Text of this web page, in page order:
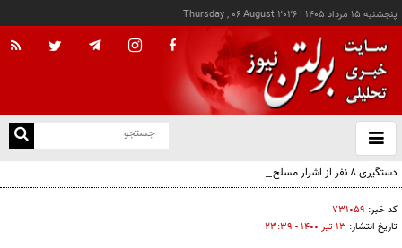
پنجشنبه ۱۵ مرداد ۱۴۰۵ |
Thursday , 06 August 2026
باز
و
دستگیری ۸ نفر از اشرار مسلح شاخص و مرتبطین گروهک‌های تروریستی
کد خبر: ۷۳۱۰۵۹
تاریخ انتشار: ۱۳ تير ۱۴۰۰ - ۲۳:۳۹